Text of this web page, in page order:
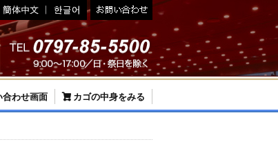
合わせ画面 カゴの中身をみる